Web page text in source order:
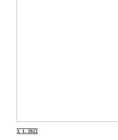
3. 1. 2022